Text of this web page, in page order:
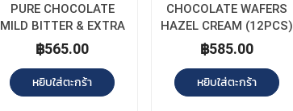
PURE CHOCOLATE
MILD BITTER & EXTRA
BITTER
฿565.00
หยิบใส่ตะกร้า
CHOCOLATE WAFERS
HAZEL CREAM (12PCS)
฿585.00
หยิบใส่ตะกร้า